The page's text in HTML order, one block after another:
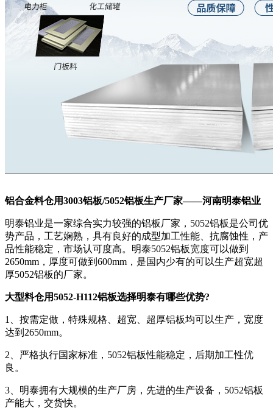
铝合金料仓用3003铝板/5052铝板生产厂家——河南明泰铝业
明泰铝业是一家综合实力较强的铝板厂家，5052铝板是公司优
势产品，工艺娴熟，具有良好的成型加工性能、抗腐蚀性，产
品性能稳定，市场认可度高。明泰5052铝板宽度可以做到
2650mm，厚度可做到600mm，是国内少有的可以生产超宽超
厚5052铝板的厂家。
大型料仓用5052-H112铝板选择明泰有哪些优势?
1、按需定做，特殊规格、超宽、超厚铝板均可以生产，宽度
达到2650mm。
2、严格执行国家标准，5052铝板性能稳定，后期加工性优
良。
3、明泰拥有大规模的生产厂房，先进的生产设备，5052铝板
产能大，交货快。